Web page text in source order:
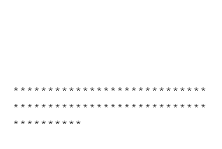
****************************
****************************
**********